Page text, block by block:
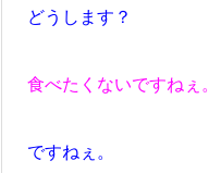
どうします？
食べたくないですねぇ。
ですねぇ。